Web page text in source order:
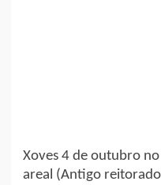
Xoves 4 de outubro
areal (Antigo